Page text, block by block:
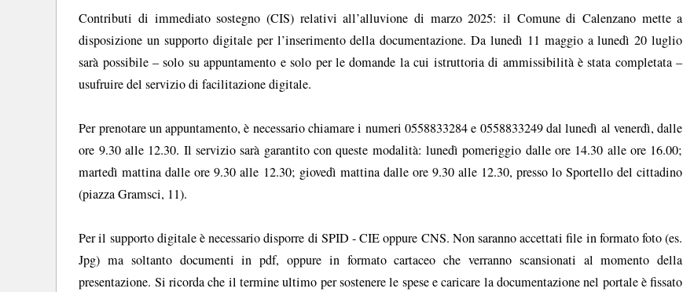
Contributi di immediato sostegno (CIS) relativi all’alluvione di marzo 2025: il Comune di Calenzano mette a
disposizione un supporto digitale per l’inserimento della documentazione. Da lunedì 11 maggio a lunedì 20 luglio
sarà possibile – solo su appuntamento e solo per le domande la cui istruttoria di ammissibilità è stata completata –
usufruire del servizio di facilitazione digitale.
Per prenotare un appuntamento, è necessario chiamare i numeri 0558833284 e 0558833249 dal lunedì al venerdì, dalle
ore 9.30 alle 12.30. Il servizio sarà garantito con queste modalità: lunedì pomeriggio dalle ore 14.30 alle ore 16.00;
martedì mattina dalle ore 9.30 alle 12.30; giovedì mattina dalle ore 9.30 alle 12.30, presso lo Sportello del cittadino
(piazza Gramsci, 11).
Per il supporto digitale è necessario disporre di SPID - CIE oppure CNS. Non saranno accettati file in formato foto (es.
Jpg) ma soltanto documenti in pdf, oppure in formato cartaceo che verranno scansionati al momento della
presentazione. Si ricorda che il termine ultimo per sostenere le spese e caricare la documentazione nel portale è fissato